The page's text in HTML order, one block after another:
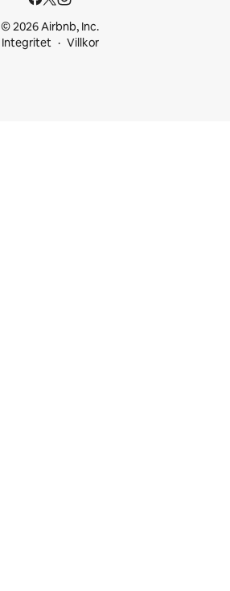
© 2026 Airbnb, Inc.
Integritet
Villkor